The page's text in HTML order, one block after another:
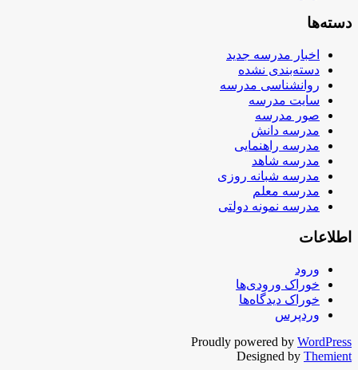
دسته‌ها
اخبار مدرسه جدید
دسته‌بندی نشده
روانشناسی مدرسه
سایت مدرسه
صور مدرسه
مدرسه دانش
مدرسه راهنمایی
مدرسه شاهد
مدرسه شبانه روزی
مدرسه معلم
مدرسه نمونه دولتی
اطلاعات
ورود
خوراک ورودی‌ها
خوراک دیدگاه‌ها
وردپرس
Proudly powered by WordPress
Designed by Themient